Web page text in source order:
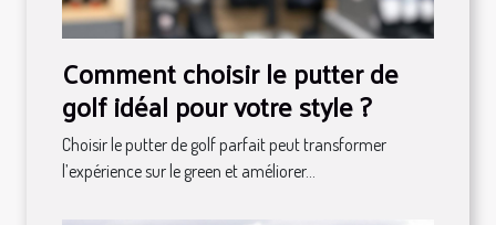
Comment choisir le putter de
golf idéal pour votre style ?
Choisir le putter de golf parfait peut transformer
l’expérience sur le green et améliorer...